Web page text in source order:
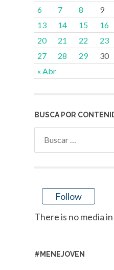
« Abr
6
7 8 9
13
14 15 16
20
21 22 23
27
28 29 30
BUSCA POR
Follow
There is no media
#MENEJOVEN